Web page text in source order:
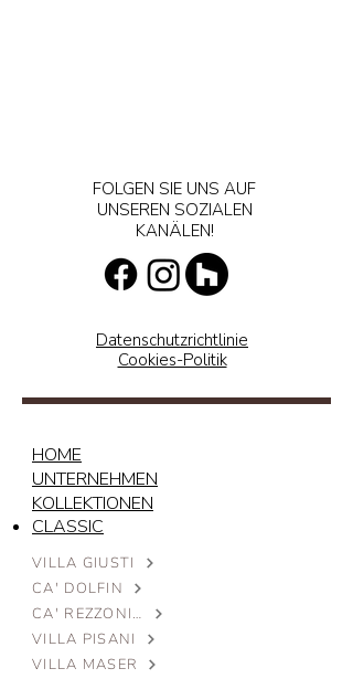
FOLGEN SIE UNS AUF
UNSEREN SOZIALEN
KANÄLEN!
Datenschutzrichtlinie
Cookies-Politik
HOME
UNTERNEHMEN
KOLLEKTIONEN
CLASSIC
VILLA GIUSTI
CA' DOLFIN
CA' REZZONICO
VILLA PISANI
VILLA MASER